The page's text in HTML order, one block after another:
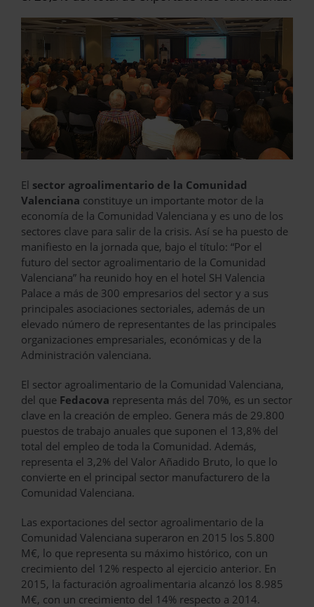
El sector agroalimentario de la Comunidad
Valenciana constituye un importante motor de la
economía de la Comunidad Valenciana y es uno de los
sectores clave para salir de la crisis. Así se ha puesto de
manifiesto en la jornada que, bajo el título: “Por el
futuro del sector agroalimentario de la Comunidad
Valenciana” ha reunido hoy en el hotel SH Valencia
Palace a más de 300 empresarios del sector y a sus
principales asociaciones sectoriales, además de un
elevado número de representantes de las principales
organizaciones empresariales, económicas y de la
Administración valenciana.
El sector agroalimentario de la Comunidad Valenciana,
del que Fedacova representa más del 70%, es un sector
clave en la creación de empleo. Genera más de 29.800
puestos de trabajo anuales que suponen el 13,8% del
total del empleo de toda la Comunidad. Además,
representa el 3,2% del Valor Añadido Bruto, lo que lo
convierte en el principal sector manufacturero de la
Comunidad Valenciana.
Las exportaciones del sector agroalimentario de la
Comunidad Valenciana superaron en 2015 los 5.800
M€, lo que representa su máximo histórico, con un
crecimiento del 12% respecto al ejercicio anterior. En
2015, la facturación agroalimentaria alcanzó los 8.985
M€, con un crecimiento del 14% respecto a 2014.